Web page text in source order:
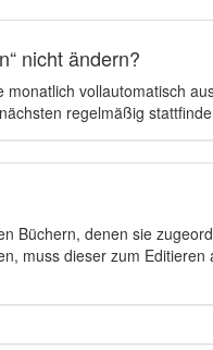
nicht ändern?
vollautomatisch
regelmäßig
Büchern, denen sie
muss dieser zum